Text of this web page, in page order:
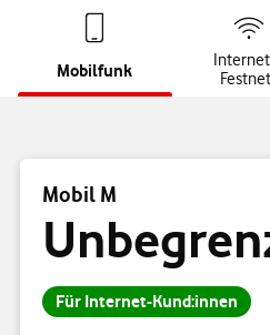
Mobilfunk
Mobil M
Für Internet-Kund:innen